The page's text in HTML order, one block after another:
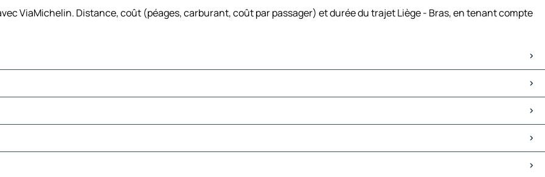
ViaMichelin. Distance, coût (péages, carburant, coût par passager) et durée du trajet Liège - Bras, en tenant compte